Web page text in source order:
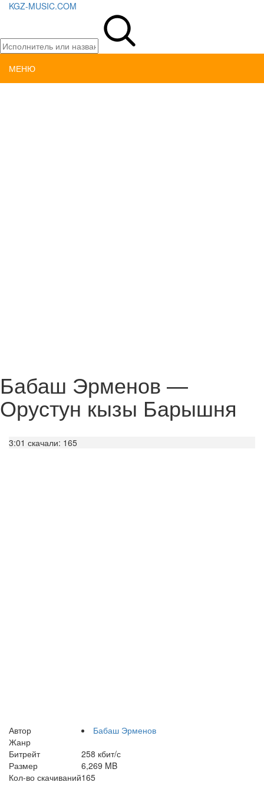
KGZ-MUSIC.COM
МЕНЮ
Бабаш Эрменов —
Орустун кызы Барышня
3:01 скачали: 165
Автор
Бабаш Эрменов
Жанр
Битрейт
258 кбит/с
Размер
6,269 MB
Кол-во скачиваний165